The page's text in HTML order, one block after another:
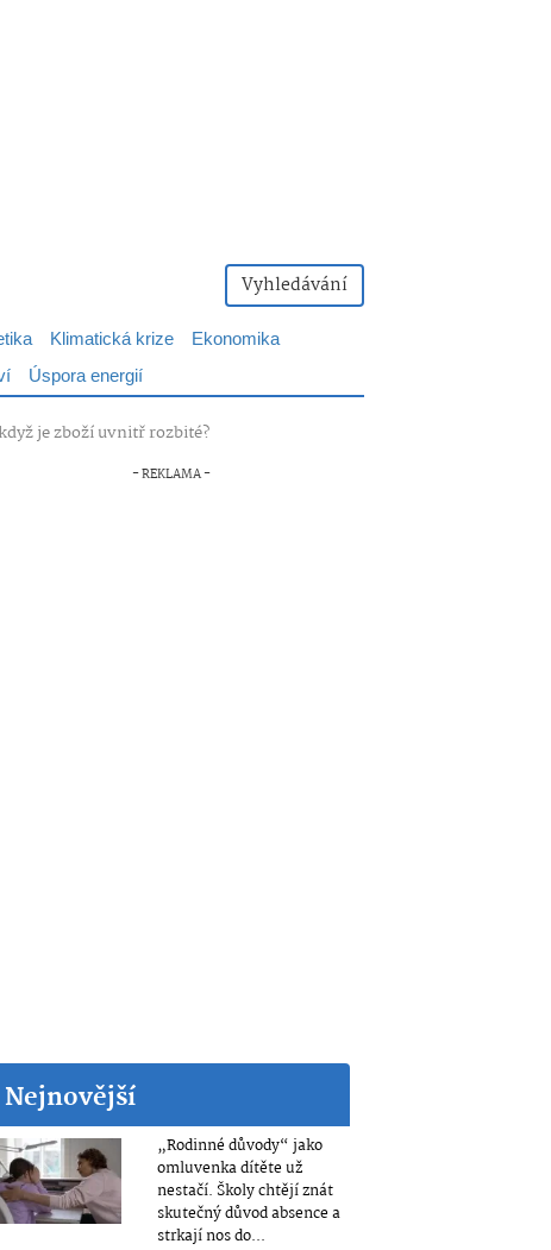
Vyhledávání
Klimatická krize
Ekonomika
Úspora energií
je zboží uvnitř rozbité?
Nejnovější
„Rodinné důvody“ jako
omluvenka dítěte už
nestačí. Školy chtějí znát
skutečný důvod absence a
strkají nos do...